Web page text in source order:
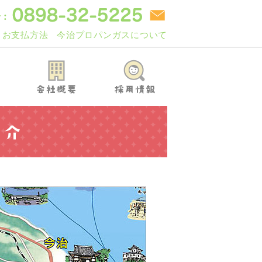
お支払方法 今治プロパンガスについて